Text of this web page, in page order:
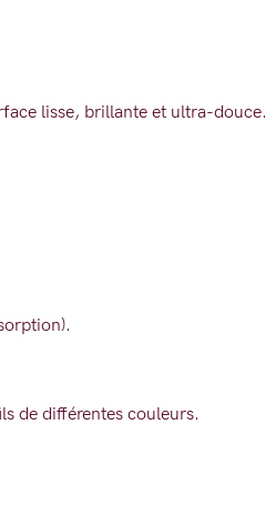
lisse, brillante et ultra-douce.
de différentes couleurs.